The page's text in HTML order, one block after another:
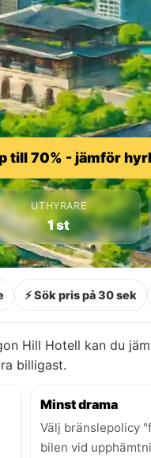
till 70% - jämför
UTHYRARE
1 st
⚡ Sök pris på 30 sek
Hill Hotell kan du
billigast.
Minst drama
Välj bränslepolicy
bilen vid